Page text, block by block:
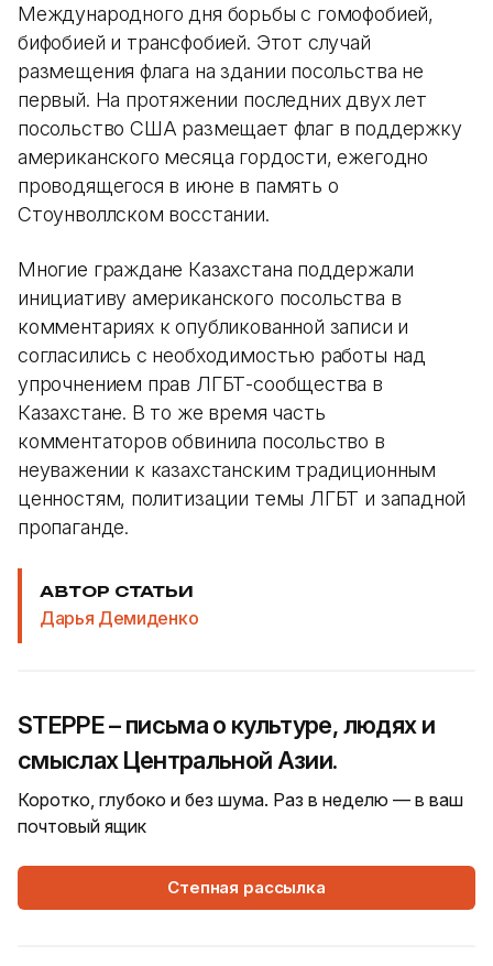
Международного дня борьбы с гомофобией,
бифобией и трансфобией. Этот случай
размещения флага на здании посольства не
первый. На протяжении последних двух лет
посольство США размещает флаг в поддержку
американского месяца гордости, ежегодно
проводящегося в июне в память о
Стоунволлском восстании.
Многие граждане Казахстана поддержали
инициативу американского посольства в
комментариях к опубликованной записи и
согласились с необходимостью работы над
упрочнением прав ЛГБТ-сообщества в
Казахстане. В то же время часть
комментаторов обвинила посольство в
неуважении к казахстанским традиционным
ценностям, политизации темы ЛГБТ и западной
пропаганде.
АВТОР СТАТЬИ
Дарья Демиденко
STEPPE – письма о культуре, людях и
смыслах Центральной Азии.
Коротко, глубоко и без шума. Раз в неделю — в ваш
почтовый ящик
Степная рассылка